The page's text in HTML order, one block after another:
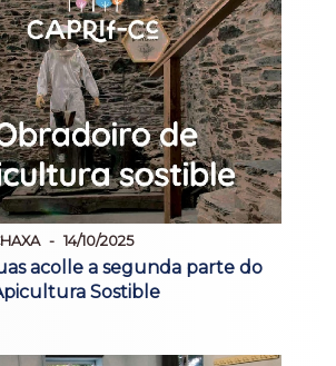
14/10/2025
acolle a segunda parte do
Sostible